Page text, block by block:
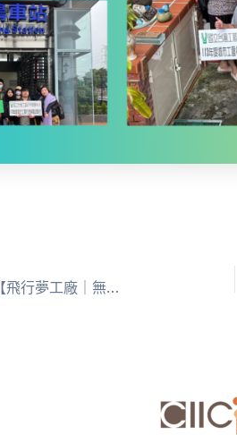
【飛行夢工廠｜無人機任務挑戰營】新竹開班啦